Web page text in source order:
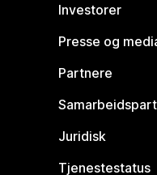
Investorer
Presse og
Partnere
Juridisk
Tjenestestatus